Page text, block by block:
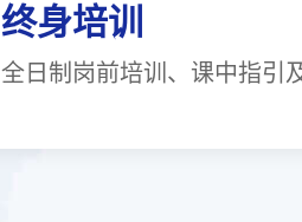
终身培训
全日制岗前培训、课中指引